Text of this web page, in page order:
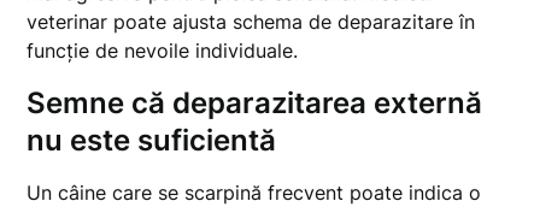
veterinar poate ajusta schema de deparazitare în
funcție de nevoile individuale.
Semne că deparazitarea externă
nu este suficientă
Un câine care se scarpină frecvent poate indica o